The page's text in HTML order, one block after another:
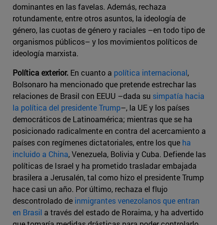
dominantes en las favelas. Además, rechaza
rotundamente, entre otros asuntos, la ideología de
género, las cuotas de género y raciales –en todo tipo de
organismos públicos– y los movimientos políticos de
ideología marxista.
Política exterior. En cuanto a política internacional,
Bolsonaro ha mencionado que pretende estrechar las
relaciones de Brasil con EEUU –dada su simpatía hacia
la política del presidente Trump–, la UE y los países
democráticos de Latinoamérica; mientras que se ha
posicionado radicalmente en contra del acercamiento a
países con regímenes dictatoriales, entre los que ha
incluido a China, Venezuela, Bolivia y Cuba. Defiende las
políticas de Israel y ha prometido trasladar embajada
brasilera a Jerusalén, tal como hizo el presidente Trump
hace casi un año. Por último, rechaza el flujo
descontrolado de inmigrantes venezolanos que entran
en Brasil a través del estado de Roraima, y ha advertido